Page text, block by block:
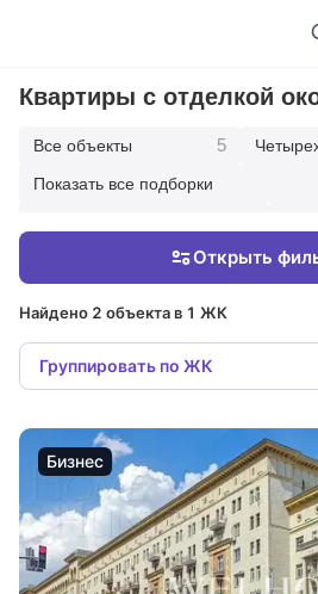
Квартиры с отделкой
Все объекты 5
1 В
Показать все подборки
Найдено 2 объекта в 1 ЖК
Группировать по ЖК
Открыть
Бизнес